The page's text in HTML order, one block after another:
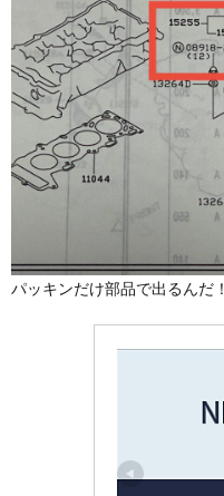
パッキンだけ部品で出るんだ！